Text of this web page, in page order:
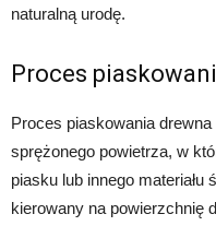
naturalną urodę.
Proces
Proces piaskowania
sprężonego powietrza, w
piasku lub innego materiału
kierowany na powierzchnię